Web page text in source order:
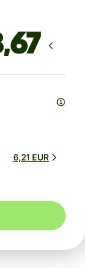
6,21 EUR